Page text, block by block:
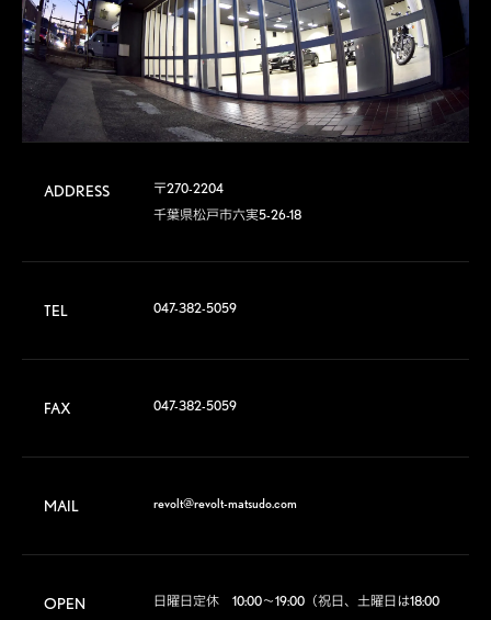
ADDRESS
〒270-2204
千葉県松戸市六実5-26-18
TEL 047-382-5059
FAX 047-382-5059
MAIL revolt@revolt-matsudo.com
OPEN
日曜日定休　10:00～19:00（祝日、土曜日は18:00